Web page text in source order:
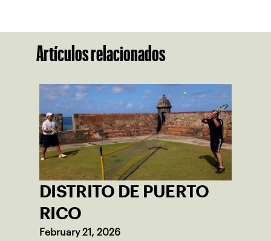
Artículos relacionados
DISTRITO DE PUERTO
RICO
February 21, 2026